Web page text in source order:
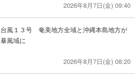
2026年8月7日(金) 09:40
台風１３号 奄美地方全域と沖縄本島地方が
暴風域に
2026年8月7日(金) 08:20